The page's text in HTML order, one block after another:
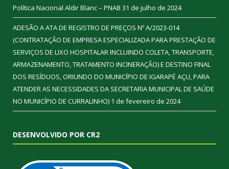
Política Nacional Aldir Blanc – PNAB 31 de julho de 2024
ADESÃO A ATA DE REGISTRO DE PREÇOS Nº A/2023-014
(CONTRATAÇÃO DE EMPRESA ESPECIALIZADA PARA PRESTAÇÃO DE
SERVIÇOS DE LIXO HOSPITALAR INCLUINDO COLETA, TRANSPORTE,
ARMAZENAMENTO, TRATAMENTO INCINERAÇÃO) E DESTINO FINAL
DOS RESÍDUOS, ORIUNDO DO MUNICÍPIO DE IGARAPÉ AÇU, PARA
ATENDER AS NECESSIDADES DA SECRETARIA MUNICIPAL DE SAÚDE
NO MUNICÍPIO DE CURRALINHO) 1 de fevereiro de 2024
DESENVOLVIDO POR CR2